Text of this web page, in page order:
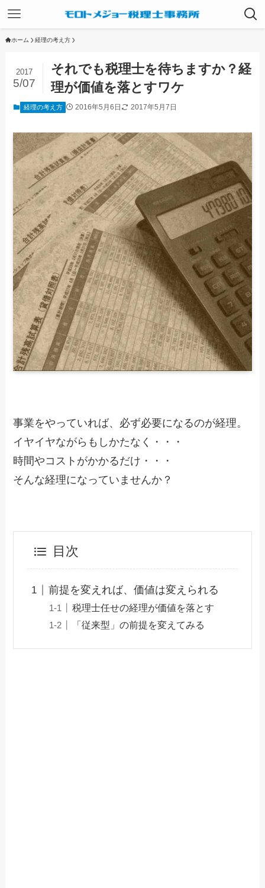
ホーム 経理の考え方
それでも税理士を待ちますか？経
理が価値を落とすワケ
2017
5/07
経理の考え方 2016年5月6日 2017年5月7日
事業をやっていれば、必ず必要になるのが経理。
イヤイヤながらもしかたなく・・・
時間やコストがかかるだけ・・・
そんな経理になっていませんか？
目次
前提を変えれば、価値は変えられる
税理士任せの経理が価値を落とす
「従来型」の前提を変えてみる